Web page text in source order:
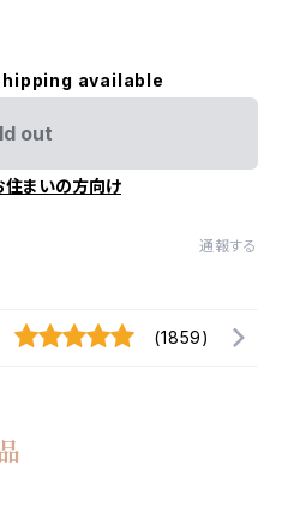
available
out
住まいの方向け
通報する
(1859)